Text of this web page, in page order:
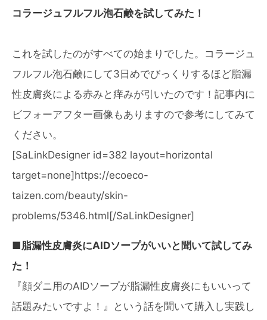
コラージュフルフル泡石鹸を試してみた！
これを試したのがすべての始まりでした。コラージュ
フルフル泡石鹸にして3日めでびっくりするほど脂漏
性皮膚炎による赤みと痒みが引いたのです！記事内に
ビフォーアフター画像もありますので参考にしてみて
ください。
[SaLinkDesigner id=382 layout=horizontal
target=none]https://ecoeco-
taizen.com/beauty/skin-
problems/5346.html[/SaLinkDesigner]
■脂漏性皮膚炎にAIDソープがいいと聞いて試してみ
た！
『顔ダニ用のAIDソープが脂漏性皮膚炎にもいいって
話題みたいですよ！』という話を聞いて購入し実践し